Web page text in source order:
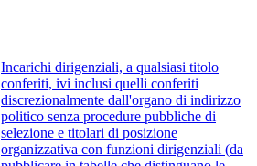
Incarichi dirigenziali, a qualsiasi titolo
conferiti, ivi inclusi quelli conferiti
discrezionalmente dall'organo di indirizzo
politico senza procedure pubbliche di
selezione e titolari di posizione
organizzativa con funzioni dirigenziali (da